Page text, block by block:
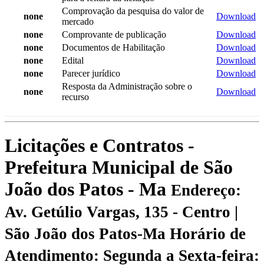
none
Comprovação da pesquisa do valor de
mercado
Download
none
Comprovante de publicação
Download
none
Documentos de Habilitação
Download
none
Edital
Download
none
Parecer jurídico
Download
none
Resposta da Administração sobre o
recurso
Download
Licitações e Contratos -
Prefeitura Municipal de São
João dos Patos - Ma Endereço:
Av. Getúlio Vargas, 135 - Centro |
São João dos Patos-Ma Horário de
Atendimento: Segunda a Sexta-feira: